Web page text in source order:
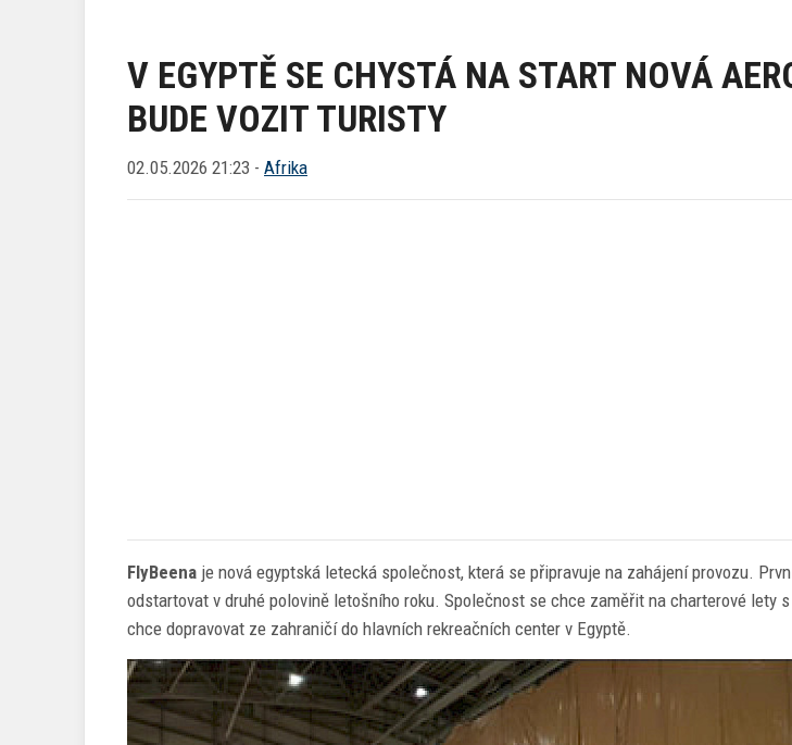
V EGYPTĚ SE CHYSTÁ NA START NOVÁ
BUDE VOZIT TURISTY
02.05.2026 21:23 - Afrika
FlyBeena je nová egyptská letecká společnost, která se připravuje na zahájení provozu.
odstartovat v druhé polovině letošního roku. Společnost se chce zaměřit na charterové lety
chce dopravovat ze zahraničí do hlavních rekreačních center v Egyptě.